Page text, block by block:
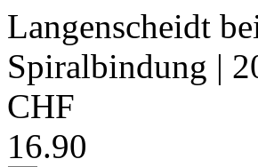
Langenscheidt
Spiralbindung |
CHF
16.90